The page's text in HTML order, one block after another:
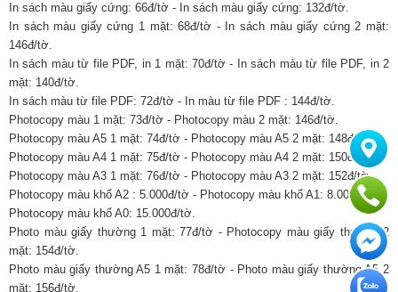
In sách màu giấy cứng: 66đ/tờ - In sách màu giấy cứng: 132đ/tờ.
In sách màu giấy cứng 1 mặt: 68đ/tờ - In sách màu giấy cứng 2 mặt:
146đ/tờ.
In sách màu từ file PDF, in 1 mặt: 70đ/tờ - In sách màu từ file PDF, in 2
mặt: 140đ/tờ.
In sách màu từ file PDF: 72đ/tờ - In màu từ file PDF : 144đ/tờ.
Photocopy màu 1 mặt: 73đ/tờ - Photocopy màu 2 mặt: 146đ/tờ.
Photocopy màu A5 1 mặt: 74đ/tờ - Photocopy màu A5 2 mặt: 148đ/tờ.
Photocopy màu A4 1 mặt: 75đ/tờ - Photocopy màu A4 2 mặt: 150đ/tờ.
Photocopy màu A3 1 mặt: 76đ/tờ - Photocopy màu A3 2 mặt: 152đ/tờ.
Photocopy màu khổ A2 : 5.000đ/tờ - Photocopy màu khổ A1: 8.000đ/tờ.
Photocopy màu khổ A0: 15.000đ/tờ.
Photo màu giấy thường 1 mặt: 77đ/tờ - Photocopy màu giấy thường 2
mặt: 154đ/tờ.
Photo màu giấy thường A5 1 mặt: 78đ/tờ - Photo màu giấy thường A5 2
mặt: 156đ/tờ.